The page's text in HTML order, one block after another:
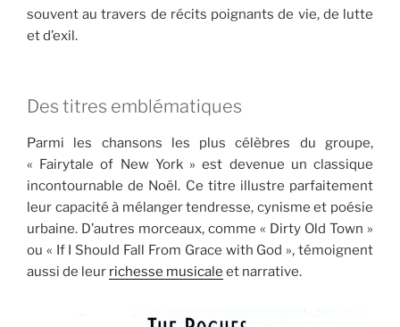
souvent au travers de récits poignants de vie, de lutte
et d’exil.
Des titres emblématiques
Parmi les chansons les plus célèbres du groupe,
« Fairytale of New York » est devenue un classique
incontournable de Noël. Ce titre illustre parfaitement
leur capacité à mélanger tendresse, cynisme et poésie
urbaine. D’autres morceaux, comme « Dirty Old Town »
ou « If I Should Fall From Grace with God », témoignent
aussi de leur richesse musicale et narrative.